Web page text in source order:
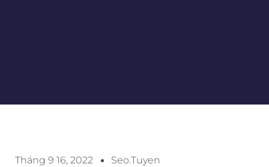
Tháng 9 16, 2022 Seo.tuyen